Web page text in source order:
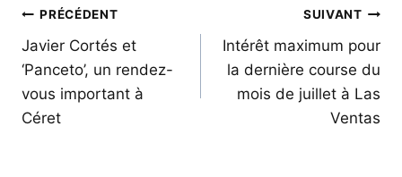
Navigation
de
l’article
PRÉCÉDENT
Javier Cortés et
‘Panceto’, un rendez-
vous important à
Céret
SUIVANT
Intérêt maximum pour
la dernière course du
mois de juillet à Las
Ventas